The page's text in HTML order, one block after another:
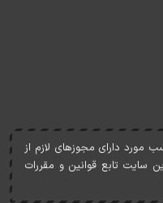
مورد دارای مجوزهای لازم از
سايت تابع قوانين و مقررات